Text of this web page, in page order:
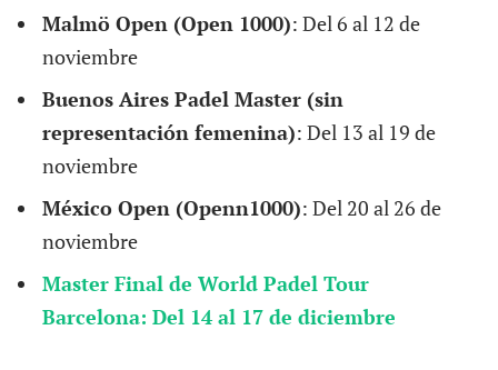
Malmö Open (Open 1000): Del 6 al 12 de
noviembre
Buenos Aires Padel Master (sin
representación femenina): Del 13 al 19 de
noviembre
México Open (Openn1000): Del 20 al 26 de
noviembre
Master Final de World Padel Tour
Barcelona: Del 14 al 17 de diciembre